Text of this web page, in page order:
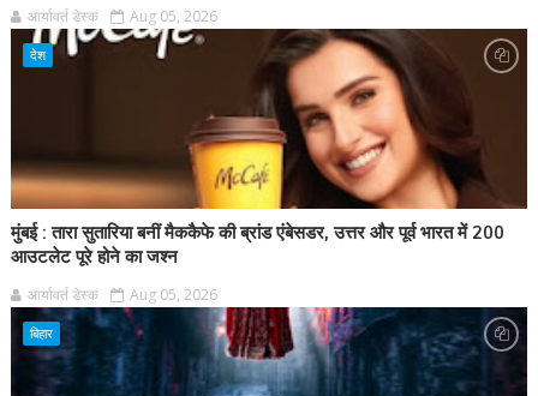
आर्यावर्त डेस्क Aug 05, 2026
देश
मुंबई : तारा सुतारिया बनीं मैककैफे की ब्रांड एंबेसडर, उत्तर और पूर्व भारत में 200
आउटलेट पूरे होने का जश्न
आर्यावर्त डेस्क Aug 05, 2026
बिहार